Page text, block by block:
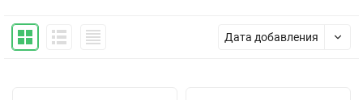
Дата добавления